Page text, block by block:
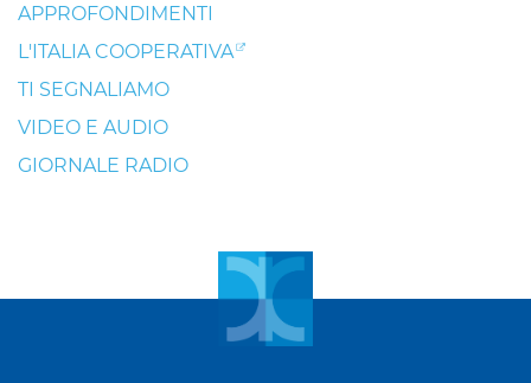
APPROFONDIMENTI
L'ITALIA COOPERATIVA
TI SEGNALIAMO
VIDEO E AUDIO
GIORNALE RADIO